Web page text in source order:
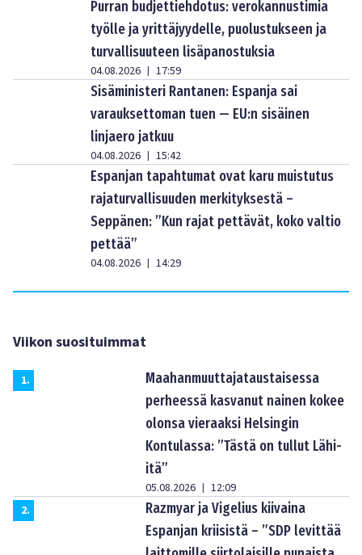
Purran budjettiehdotus: verokannustimia
työlle ja yrittäjyydelle, puolustukseen ja
turvallisuuteen lisäpanostuksia
04.08.2026 | 17:59
Sisäministeri Rantanen: Espanja sai
varauksettoman tuen — EU:n sisäinen
linjaero jatkuu
04.08.2026 | 15:42
Espanjan tapahtumat ovat karu muistutus
rajaturvallisuuden merkityksestä –
Seppänen: ”Kun rajat pettävät, koko valtio
pettää”
04.08.2026 | 14:29
Viikon suosituimmat
1.
Maahanmuuttajataustaisessa
perheessä kasvanut nainen kokee
olonsa vieraaksi Helsingin
Kontulassa: ”Tästä on tullut Lähi-
itä”
05.08.2026 | 12:09
2.
Razmyar ja Vigelius kiivaina
Espanjan kriisistä – ”SDP levittää